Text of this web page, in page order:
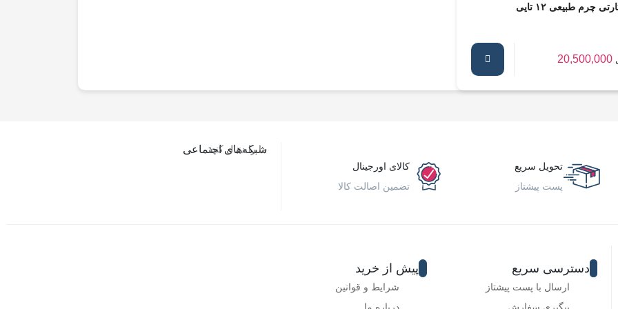
چرم طبیعی ۱۲ تایی
20,500,000
تحویل سریع
پست پیشتاز
کالای اورجینال
تضمین اصالت کالا
شبکه‌های اجتماعی
ما را دنبال کنید…
دسترسی سریع
ارسال با پست پیشتاز
پیش از خرید
شرایط و قوانین